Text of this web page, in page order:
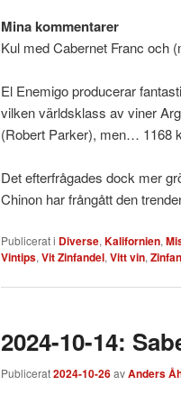
Mina kommentarer
Kul med Cabernet Franc och
El Enemigo producerar
vilken världsklass av viner
(Robert Parker), men… 1168
Det efterfrågades dock mer
Chinon har frångått den
Publicerat i Diverse, Kalifornien,
Vintips, Vit Zinfandel, Vitt vin,
2024-10-14:
Publicerat2024-10-26avAnders